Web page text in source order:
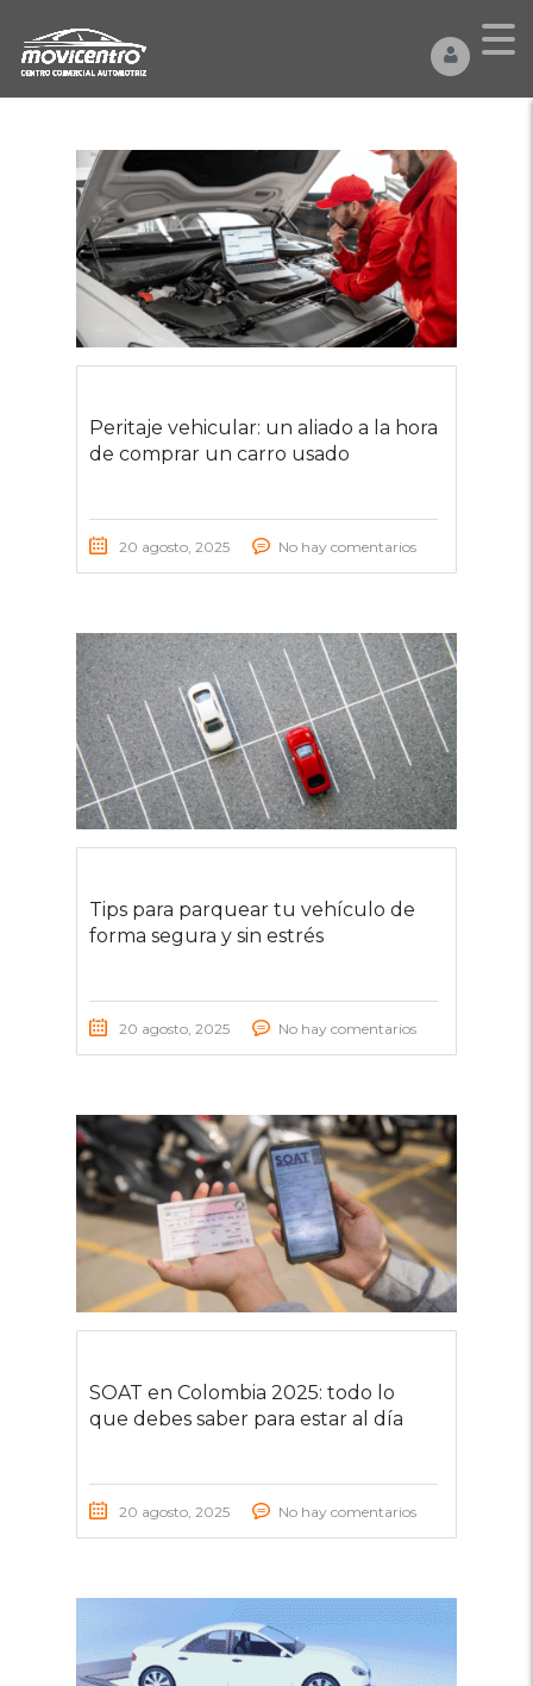
Peritaje vehicular: un aliado a la hora
de comprar un carro usado
20 agosto, 2025 No hay comentarios
Tips para parquear tu vehículo de
forma segura y sin estrés
20 agosto, 2025 No hay comentarios
SOAT en Colombia 2025: todo lo
que debes saber para estar al día
20 agosto, 2025 No hay comentarios